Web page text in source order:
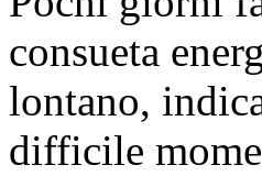
consueta
lontano,
difficile